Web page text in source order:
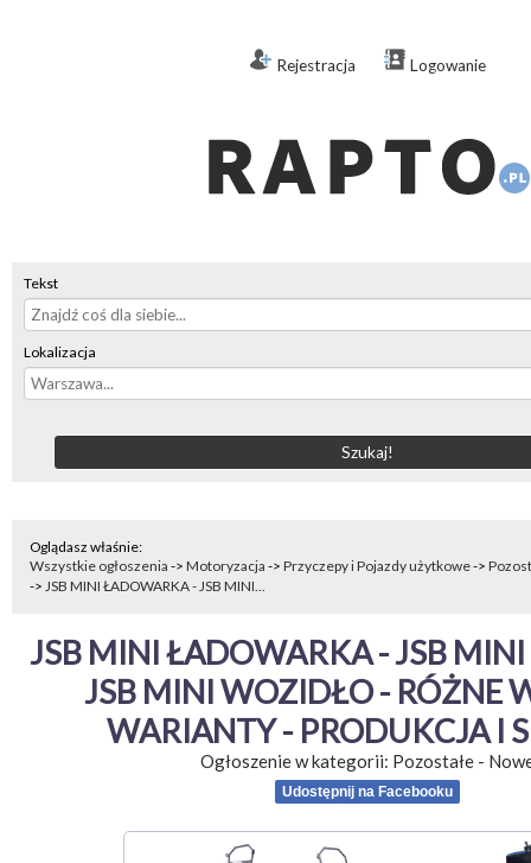
Rejestracja Logowanie
Tekst
Lokalizacja
Oglądasz właśnie:
Wszystkie ogłoszenia -> Motoryzacja -> Przyczepy i Pojazdy użytkowe->
-> JSB MINI ŁADOWARKA - JSB MINI...
JSB MINI ŁADOWARKA - JSB
JSB MINI WOZIDŁO - RÓŻNE
WARIANTY - PRODUKCJA I
Ogłoszenie w kategorii: Pozostałe -
Udostępnij na Facebooku